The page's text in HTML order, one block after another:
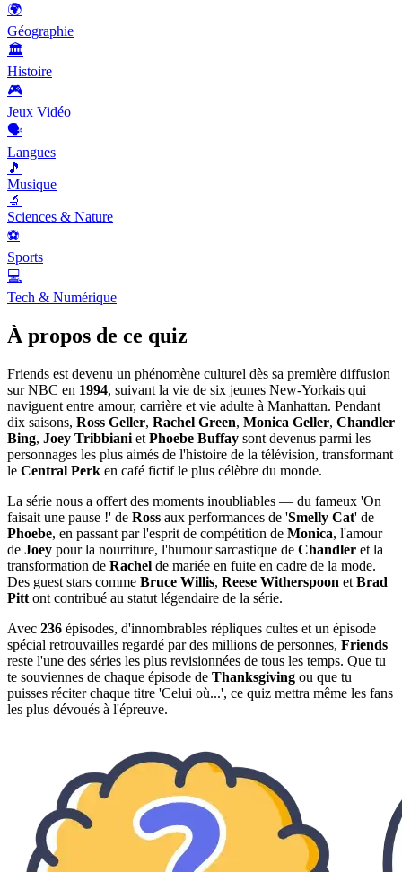
🌍
Géographie
🏛️
Histoire
🎮
Jeux Vidéo
🗣️
Langues
🎵
Musique
🔬
Sciences & Nature
⚽
Sports
💻
Tech & Numérique
À propos de ce quiz
Friends est devenu un phénomène culturel dès sa première diffusion
sur NBC en 1994, suivant la vie de six jeunes New-Yorkais qui
naviguent entre amour, carrière et vie adulte à Manhattan. Pendant
dix saisons, Ross Geller, Rachel Green, Monica Geller, Chandler
Bing, Joey Tribbiani et Phoebe Buffay sont devenus parmi les
personnages les plus aimés de l'histoire de la télévision, transformant
le Central Perk en café fictif le plus célèbre du monde.
La série nous a offert des moments inoubliables — du fameux 'On
faisait une pause !' de Ross aux performances de 'Smelly Cat' de
Phoebe, en passant par l'esprit de compétition de Monica, l'amour
de Joey pour la nourriture, l'humour sarcastique de Chandler et la
transformation de Rachel de mariée en fuite en cadre de la mode.
Des guest stars comme Bruce Willis, Reese Witherspoon et Brad
Pitt ont contribué au statut légendaire de la série.
Avec 236 épisodes, d'innombrables répliques cultes et un épisode
spécial retrouvailles regardé par des millions de personnes, Friends
reste l'une des séries les plus revisionnées de tous les temps. Que tu
te souviennes de chaque épisode de Thanksgiving ou que tu
puisses réciter chaque titre 'Celui où...', ce quiz mettra même les fans
les plus dévoués à l'épreuve.